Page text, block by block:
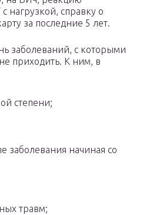
нагрузкой, справку о
за последние 5 лет.
заболеваний, с которыми
приходить. К ним, в
степени;
заболевания начиная со
травм;